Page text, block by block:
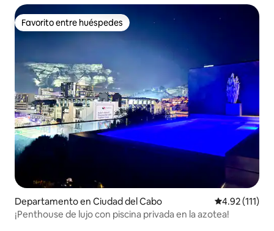
Favorito entre huéspedes
Favorito entre huéspedes
Departamento en Ciudad del Cabo Calificación
4.92 (111)
¡Penthouse de lujo con piscina privada en la azotea!